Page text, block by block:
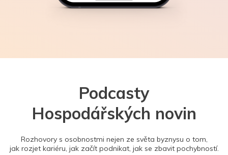
Podcasty
Hospodářských novin
Rozhovory s osobnostmi nejen ze světa byznysu o tom,
jak rozjet kariéru, jak začít podnikat, jak se zbavit pochybností.